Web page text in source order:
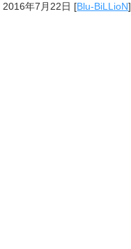
2016年7月22日 [Blu-BiLLioN]